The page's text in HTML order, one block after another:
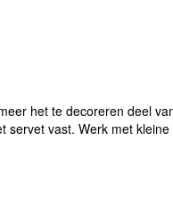
het te decoreren deel
vast. Werk met